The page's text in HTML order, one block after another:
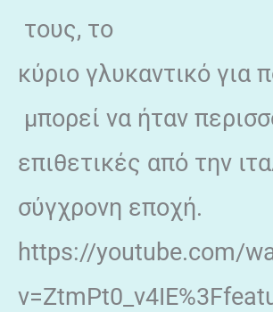
τους, το
κύριο γλυκαντικό για
μπορεί να ήταν
επιθετικές από την
σύγχρονη εποχή.
https://youtube.com/